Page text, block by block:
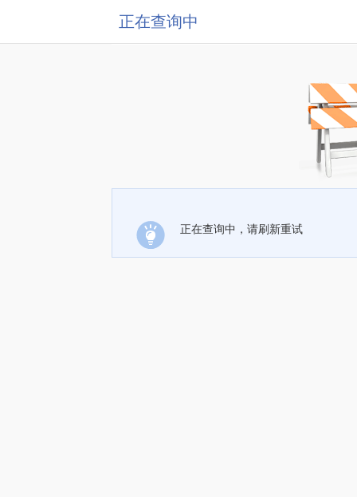
正在查询中
正在查询中，请刷新重试